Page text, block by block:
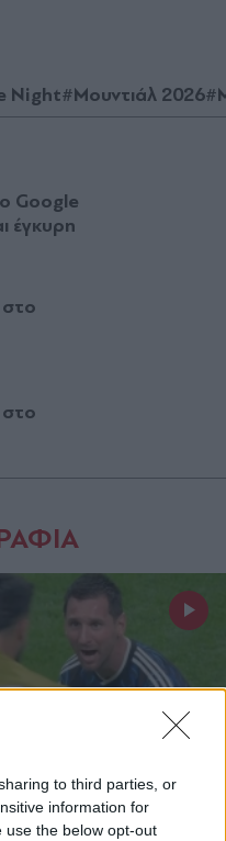
to third parties, or
information for
use the below opt-out
Night#Μουντιάλ 2026
Google
έγκυρη